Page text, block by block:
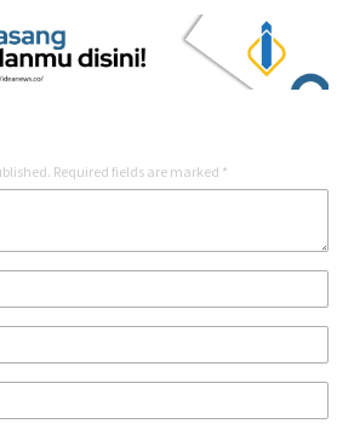
Required fields are marked *